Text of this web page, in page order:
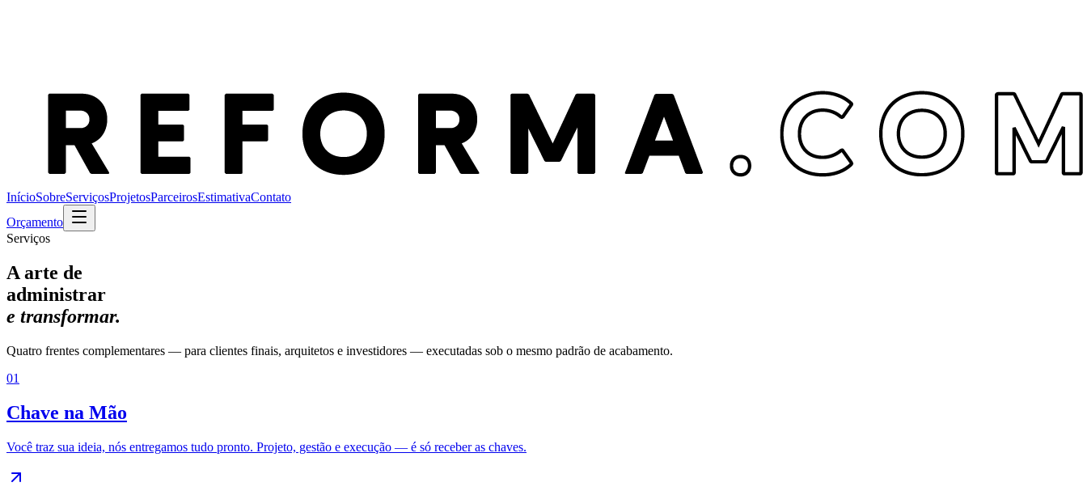
InícioSobreServiçosProjetosParceirosEstimativaContato
Orçamento
Serviços
A arte de
administrar
e transformar.
Quatro frentes complementares — para clientes finais, arquitetos e investidores — executadas sob o mesmo padrão de acabamento.
01
Chave na Mão
Você traz sua ideia, nós entregamos tudo pronto. Projeto, gestão e execução — é só receber as chaves.